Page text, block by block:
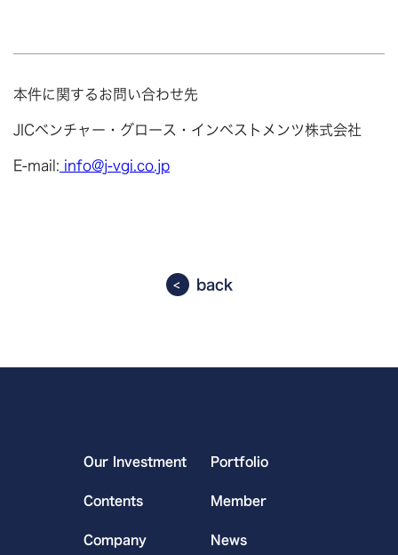
本件に関するお問い合わせ先
JICベンチャー・グロース・インベストメンツ株式会社
E-mail: info@j-vgi.co.jp
back
Our Investment Portfolio
Contents Member
Company News